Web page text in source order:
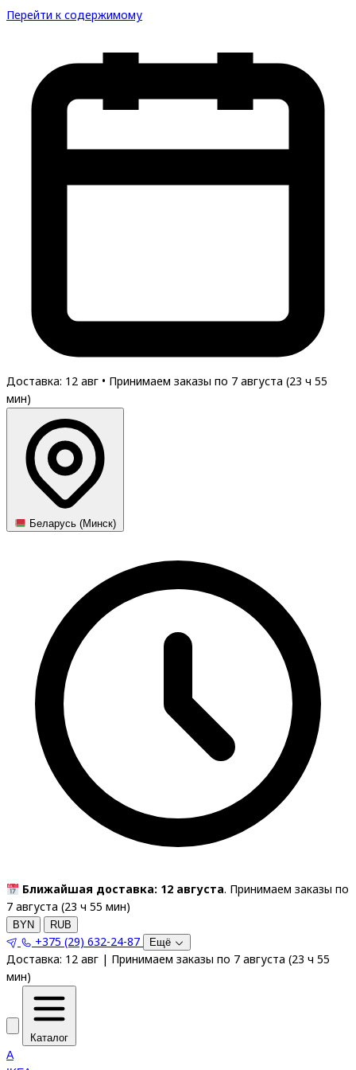
Перейти к содержимому
Доставка: 12 авг • Принимаем заказы по 7 августа (23 ч 55
мин)
Беларусь (Минск)
Ближайшая доставка: 12 августа. Принимаем заказы по
7 августа (23 ч 55 мин)
BYN RUB
+375 (29) 632-24-87 Ещё
Доставка: 12 авг | Принимаем заказы по 7 августа (23 ч 55
мин)
Каталог
A